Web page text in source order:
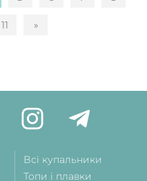
11 »
Всі купальники
Топи і плавки